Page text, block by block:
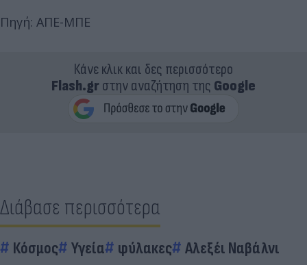
Πηγή: ΑΠΕ-ΜΠΕ
Κάνε κλικ και δες περισσότερο
Flash.grστην αναζήτηση της Google
Διάβασε περισσότερα
Κόσμος Υγεία φύλακες Αλεξέι Ναβάλνι